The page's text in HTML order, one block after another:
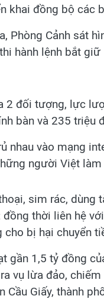
khai đồng bộ các
Phòng Cảnh sát
hành lệnh bắt
2 đối tượng, lực
bàn và 235 triệu
nhau vào mạng
người Việt
sim rác,
đồng thời liên hệ
cho bị hại chuyển
gần 1,5 tỷ đồng
vụ lừa đảo,
Cầu Giấy, thành